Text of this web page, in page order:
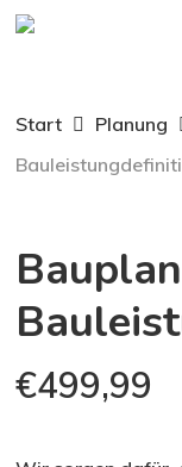
Skip
content
Start Planung
€499,99